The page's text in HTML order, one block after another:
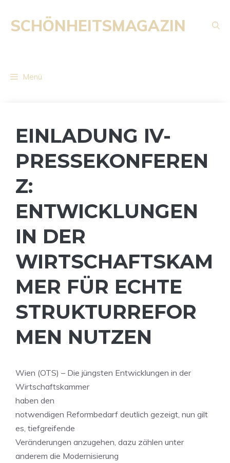
Inhalt
springen
SCHÖNHEITSMAGAZIN
Menü
EINLADUNG IV-
PRESSEKONFEREN
Z:
ENTWICKLUNGEN
IN DER
WIRTSCHAFTSKAM
MER FÜR ECHTE
STRUKTURREFOR
MEN NUTZEN
Wien (OTS) – Die jüngsten Entwicklungen in der
Wirtschaftskammer
haben den
notwendigen Reformbedarf deutlich gezeigt, nun gilt
es, tiefgreifende
Veränderungen anzugehen, dazu zählen unter
anderem die Modernisierung